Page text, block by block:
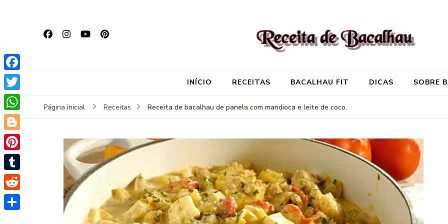
INÍCIO RECEITAS BACALHAU FIT DICAS SOBRE
Página inicial Receitas Receita de bacalhau de panela com mandioca e leite de coco.
Facebook
Twitter
WhatsApp
Blogger
Pinterest
Tumblr
Reddit